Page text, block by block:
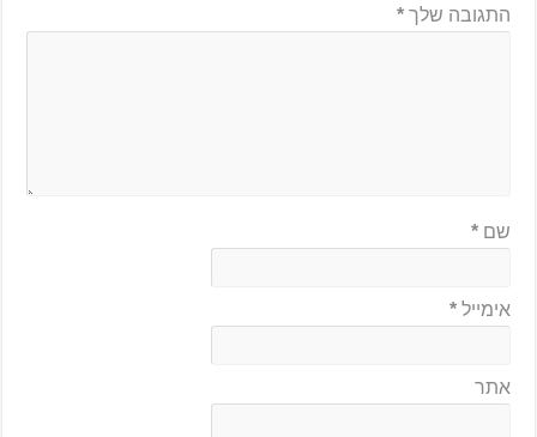
התגובה שלך*
שם*
אימייל*
אתר